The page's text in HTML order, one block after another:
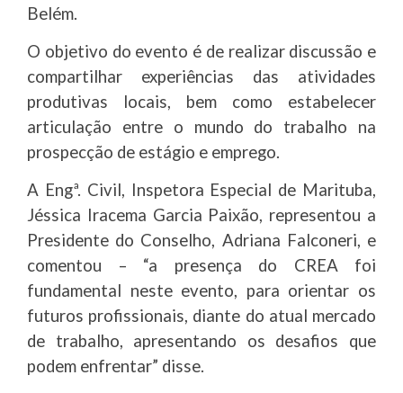
Belém.
O objetivo do evento é de realizar discussão e
compartilhar experiências das atividades
produtivas locais, bem como estabelecer
articulação entre o mundo do trabalho na
prospecção de estágio e emprego.
A Engª. Civil, Inspetora Especial de Marituba,
Jéssica Iracema Garcia Paixão, representou a
Presidente do Conselho, Adriana Falconeri, e
comentou – “a presença do CREA foi
fundamental neste evento, para orientar os
futuros profissionais, diante do atual mercado
de trabalho, apresentando os desafios que
podem enfrentar” disse.